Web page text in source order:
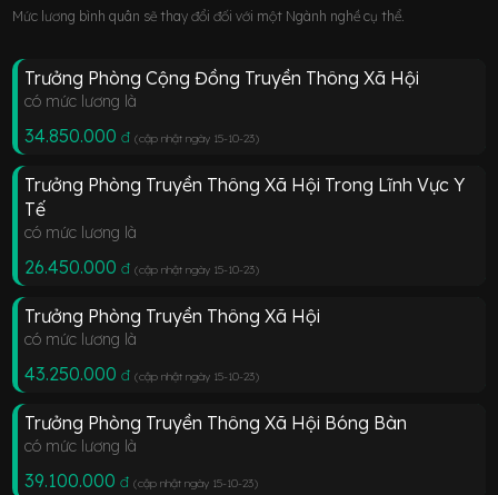
Mức lương bình quân sẽ thay đổi đối với một Ngành nghề cụ thể.
Trưởng Phòng Cộng Đồng Truyền Thông Xã Hội
có mức lương là
34.850.000 đ (cập nhật ngày 15-10-23)
Trưởng Phòng Truyền Thông Xã Hội Trong Lĩnh Vực Y
Tế
có mức lương là
26.450.000 đ (cập nhật ngày 15-10-23)
Trưởng Phòng Truyền Thông Xã Hội
có mức lương là
43.250.000 đ (cập nhật ngày 15-10-23)
Trưởng Phòng Truyền Thông Xã Hội Bóng Bàn
có mức lương là
39.100.000 đ (cập nhật ngày 15-10-23)